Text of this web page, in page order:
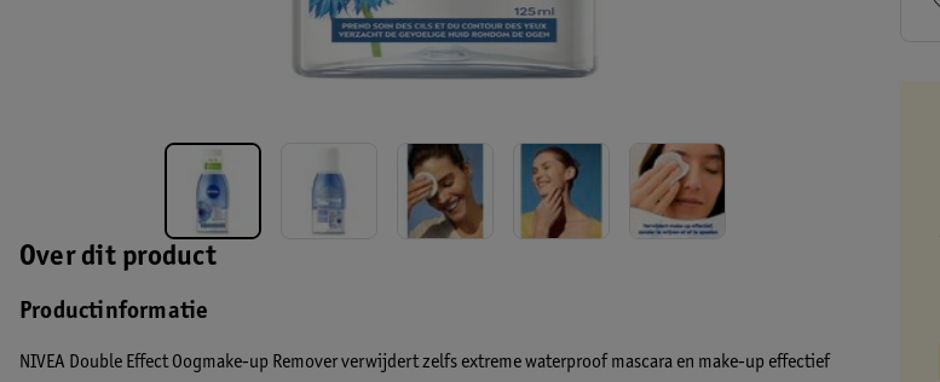
Over dit product
Productinformatie
NIVEA Double Effect Oogmake-up Remover verwijdert zelfs extreme waterproof mascara en make-up effectief